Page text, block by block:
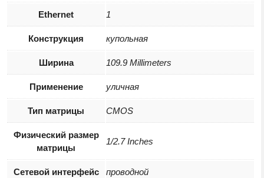
Ethernet 1
Конструкция купольная
Ширина 109.9 Millimeters
Применение уличная
Тип матрицы CMOS
Физический размер
матрицы
1/2.7 Inches
Сетевой интерфейс проводной